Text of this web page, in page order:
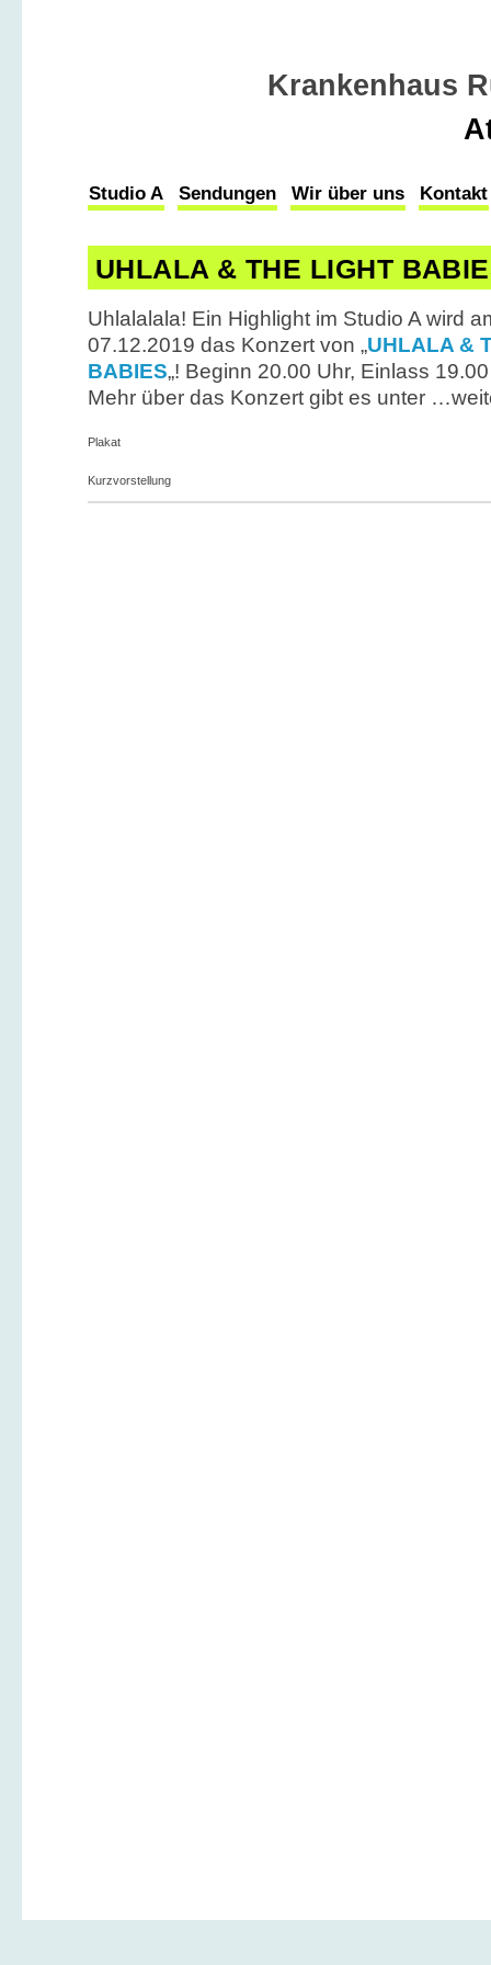
Krankenhaus
Studio A Sendungen Wir über uns Kontakt
UHLALA & THE LIGHT
Uhlalalala! Ein Highlight im Studio A wird
07.12.2019 das Konzert von „UHLALA &
BABIES„! Beginn 20.00 Uhr, Einlass
Mehr über das Konzert gibt es unter
Plakat
Kurzvorstellung